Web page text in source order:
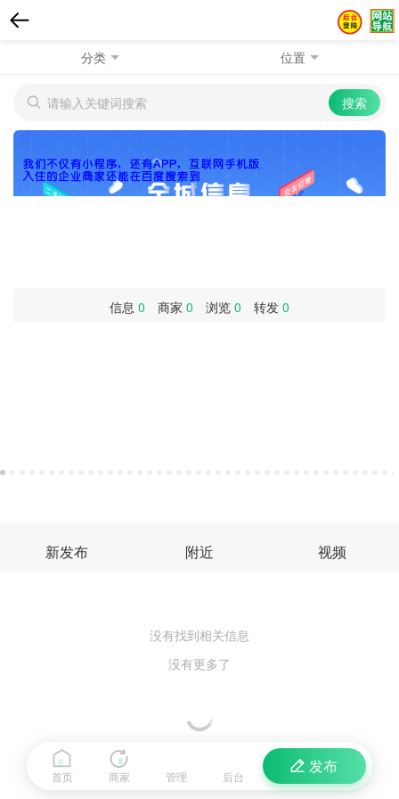
分类 位置
信息 0 商家 0 浏览 0 转发 0
新发布 附近 视频
没有找到相关信息
没有更多了
首页 商家
发布
管理 后台